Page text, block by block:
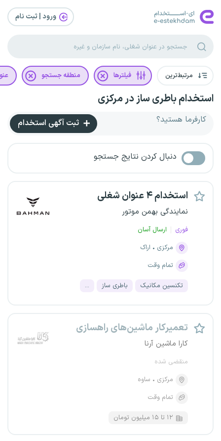
ورود | ثبت‌ نام
مرتبط‌ترین فیلترها منطقه جستجو
استخدام باطری ساز در مرکزی
کارفرما هستید؟ ثبت آگهی استخدام
دنبال کردن نتایج جستجو
استخدام ۴ عنوان شغلی
نمایندگی بهمن موتور
فوری
ارسال آسان
مرکزی
اراک
تمام وقت
تکنسین مکانیک باطری ساز ...
تعمیرکار ماشین‌های راهسازی
کارا ماشین آرنا
منقضی شده
مرکزی
ساوه
تمام وقت
۱۲ تا ۱۵ میلیون تومان